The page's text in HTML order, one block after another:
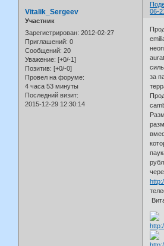
06-
Vitalik_Sergeev
Участник
Зарегистрирован: 2012-02-27
Приглашений: 0
Сообщений: 20
Уважение: [+0/-1]
Позитив: [+0/-0]
Провел на форуме:
4 часа 53 минуты
Последний визит:
2015-12-29 12:30:14
за